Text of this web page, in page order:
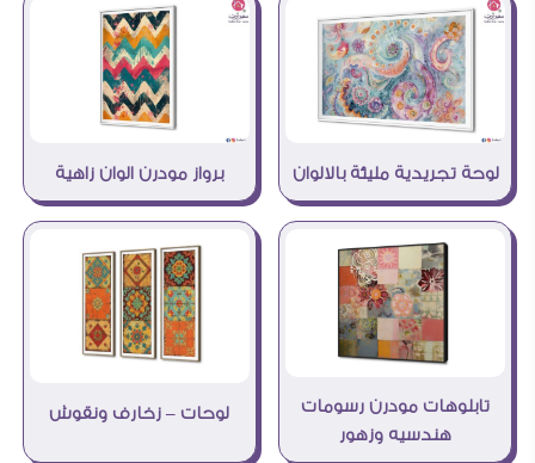
لوحة تجريدية مليئة بالالوان برواز مودرن الوان زاهية
تابلوهات مودرن رسومات
هندسيه وزهور
لوحات – زخارف ونقوش